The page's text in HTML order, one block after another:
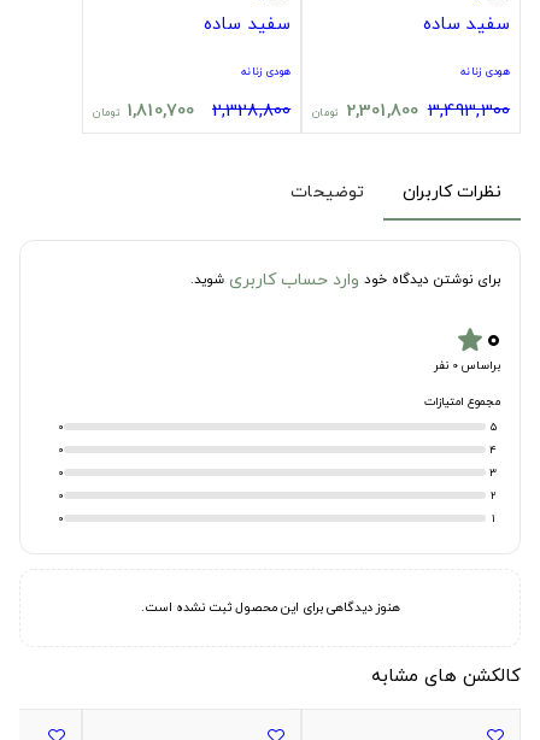
سفید ساده
هودی زنانه
3,493,300
2,301,800 تومان
سفید ساده
هودی زنانه
2,328,800
1,810,700 تومان
نظرات کاربران توضیحات
برای نوشتن دیدگاه خود وارد حساب کاربری شوید.
۰star
براساس 0 نفر
مجموع امتیازات
5
0
4
0
3
0
2
0
1
0
هنوز دیدگاهی برای این محصول ثبت نشده است.
کالکشن های مشابه